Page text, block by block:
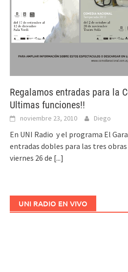
Regalamos entradas para la
Ultimas funciones!!
noviembre 23, 2010 Diego
En UNI Radio y el programa El
entradas dobles para las tres
viernes 26 de [...]
UNI RADIO EN VIVO